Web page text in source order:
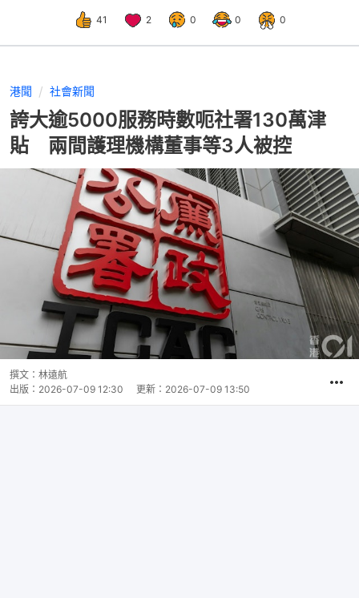
41 2 0 0 0
港聞 社會新聞
誇大逾5000服務時數呃社署130萬津
貼 兩間護理機構董事等3人被控
撰文： 林遠航
出版： 2026-07-09 12:30 更新： 2026-07-09 13:50